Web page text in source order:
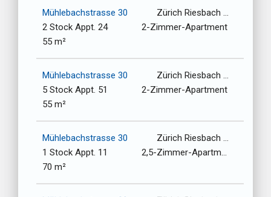
Mühlebachstrasse 30
Zürich Riesbach / 8008
2 Stock Appt. 24
2-Zimmer-Apartment
55 m²
Mühlebachstrasse 30
Zürich Riesbach / 8008
5 Stock Appt. 51
2-Zimmer-Apartment
55 m²
Mühlebachstrasse 30
Zürich Riesbach / 8008
1 Stock Appt. 11
2,5-Zimmer-Apartment
70 m²